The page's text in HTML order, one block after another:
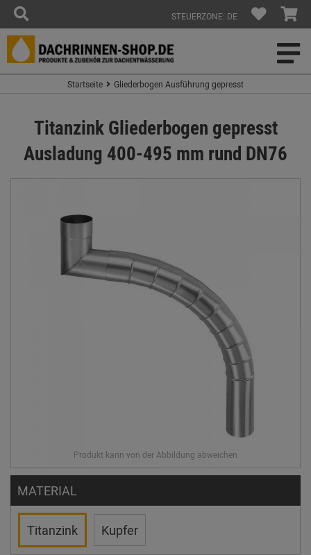
STEUERZONE: DE
Startseite Gliederbogen Ausführung gepresst
Titanzink Gliederbogen gepresst
Ausladung 400-495 mm rund DN76
MATERIAL
Titanzink Kupfer